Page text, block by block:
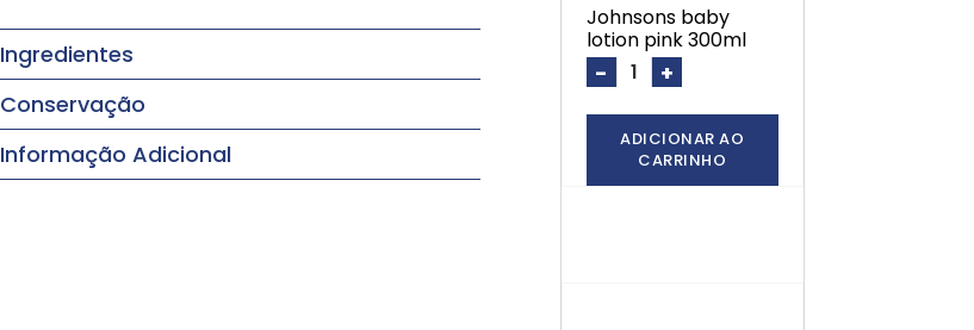
Ingredientes
Conservação
Informação Adicional
johnsons baby
lotion pink 300ml
- +
ADICIONAR AO
CARRINHO